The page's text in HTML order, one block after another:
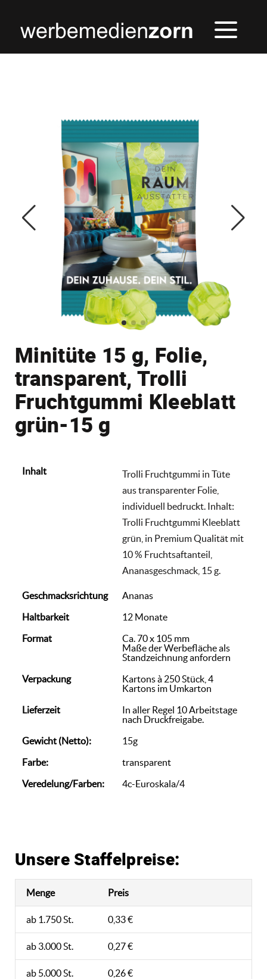
Minitüte 15 g, Folie,
transparent, Trolli
Fruchtgummi Kleeblatt
grün-15 g
Inhalt
Trolli Fruchtgummi in Tüte
aus transparenter Folie,
individuell bedruckt. Inhalt:
Trolli Fruchtgummi Kleeblatt
grün, in Premium Qualität mit
10 % Fruchtsaftanteil,
Ananasgeschmack, 15 g.
Geschmacksrichtung
Ananas
Haltbarkeit
12 Monate
Format
Ca. 70 x 105 mm
Maße der Werbefläche als
Standzeichnung anfordern
Verpackung
Kartons à 250 Stück, 4
Kartons im Umkarton
Lieferzeit
In aller Regel 10 Arbeitstage
nach Druckfreigabe.
Gewicht (Netto):
15g
Farbe:
transparent
Veredelung/Farben:
4c-Euroskala/4
Unsere Staffelpreise:
Menge Preis
ab 1.750 St. 0,33 €
ab 3.000 St. 0,27 €
ab 5.000 St. 0,26 €